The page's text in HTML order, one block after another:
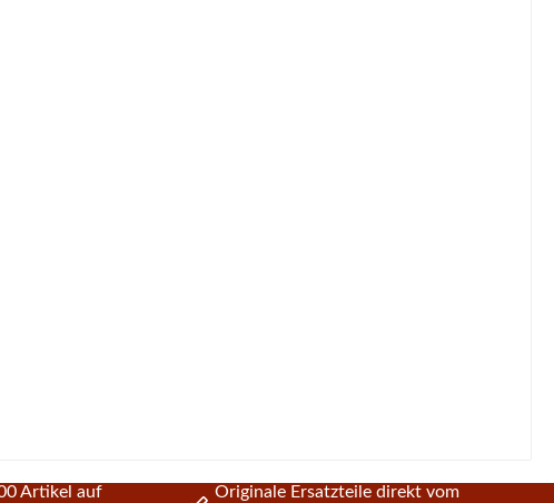
Artikel auf
Originale Ersatzteile direkt vom